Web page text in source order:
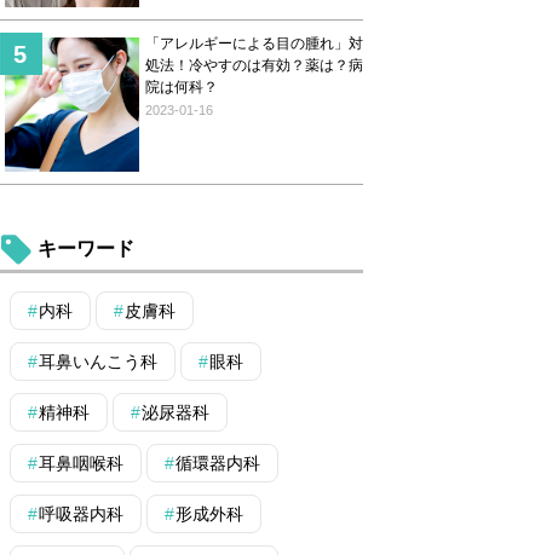
「アレルギーによる目の腫れ」対
処法！冷やすのは有効？薬は？病
院は何科？
2023-01-16
キーワード
内科 皮膚科
耳鼻いんこう科 眼科
精神科 泌尿器科
耳鼻咽喉科 循環器内科
呼吸器内科 形成外科